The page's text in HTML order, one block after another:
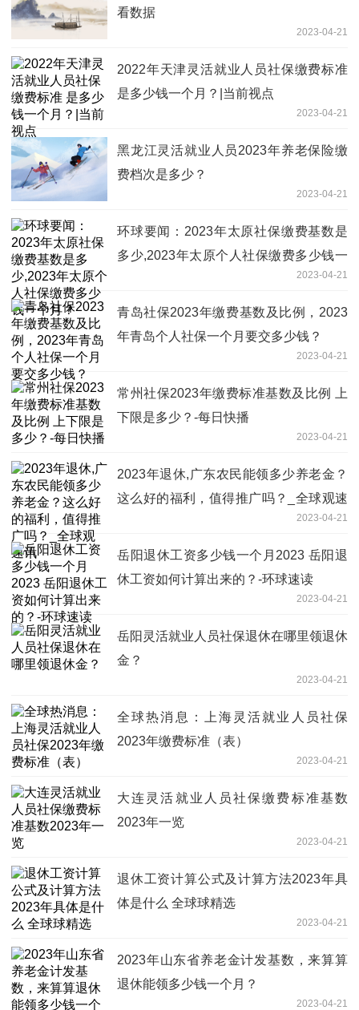
看数据
2023-04-21
2022年天津灵活就业人员社保缴费标准
是多少钱一个月？|当前视点
2023-04-21
黑龙江灵活就业人员2023年养老保险缴
费档次是多少？
2023-04-21
环球要闻：2023年太原社保缴费基数是
多少,2023年太原个人社保缴费多少钱一
2023-04-21
青岛社保2023年缴费基数及比例，2023
年青岛个人社保一个月要交多少钱？
2023-04-21
常州社保2023年缴费标准基数及比例 上
下限是多少？-每日快播
2023-04-21
2023年退休,广东农民能领多少养老金？
这么好的福利，值得推广吗？_全球观速
2023-04-21
岳阳退休工资多少钱一个月2023 岳阳退
休工资如何计算出来的？-环球速读
2023-04-21
岳阳灵活就业人员社保退休在哪里领退休
金？
2023-04-21
全球热消息：上海灵活就业人员社保
2023年缴费标准（表）
2023-04-21
大连灵活就业人员社保缴费标准基数
2023年一览
2023-04-21
退休工资计算公式及计算方法2023年具
体是什么 全球球精选
2023-04-21
2023年山东省养老金计发基数，来算算
退休能领多少钱一个月？
2023-04-21